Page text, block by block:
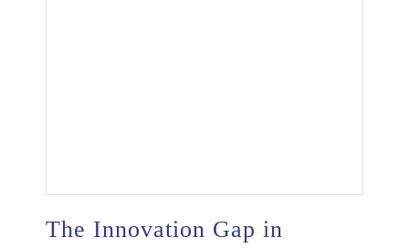
The Innovation Gap in